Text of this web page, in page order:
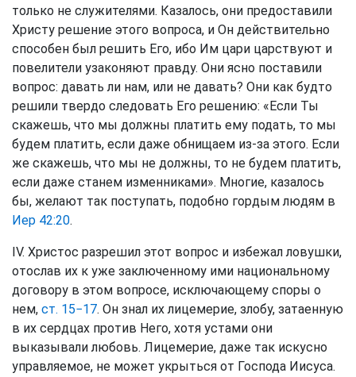
только не служителями. Казалось, они предоставили
Христу решение этого вопроса, и Он действительно
способен был решить Его, ибо Им цари царствуют и
повелители узаконяют правду. Они ясно поставили
вопрос: давать ли нам, или не давать? Они как будто
решили твердо следовать Его решению: «Если Ты
скажешь, что мы должны платить ему подать, то мы
будем платить, если даже обнищаем из-за этого. Если
же скажешь, что мы не должны, то не будем платить,
если даже станем изменниками». Многие, казалось
бы, желают так поступать, подобно гордым людям в
Иер 42:20.
IV. Христос разрешил этот вопрос и избежал ловушки,
отослав их к уже заключенному ими национальному
договору в этом вопросе, исключающему споры о
нем, ст. 15−17. Он знал их лицемерие, злобу, затаенную
в их сердцах против Него, хотя устами они
выказывали любовь. Лицемерие, даже так искусно
управляемое, не может укрыться от Господа Иисуса.